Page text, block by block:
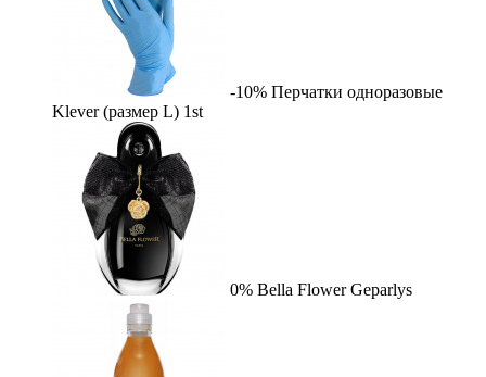
-10% Перчатки одноразовые
Klever (размер L) 1st
0% Bella Flower Geparlys